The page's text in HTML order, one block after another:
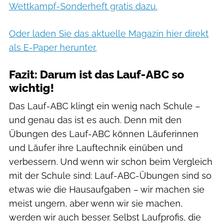
Wettkampf-Sonderheft gratis dazu.
Oder laden Sie das aktuelle Magazin hier direkt
als E-Paper herunter.
Fazit: Darum ist das Lauf-ABC so
wichtig!
Das Lauf-ABC klingt ein wenig nach Schule –
und genau das ist es auch. Denn mit den
Übungen des Lauf-ABC können Läuferinnen
und Läufer ihre Lauftechnik einüben und
verbessern. Und wenn wir schon beim Vergleich
mit der Schule sind: Lauf-ABC-Übungen sind so
etwas wie die Hausaufgaben – wir machen sie
meist ungern, aber wenn wir sie machen,
werden wir auch besser. Selbst Laufprofis, die